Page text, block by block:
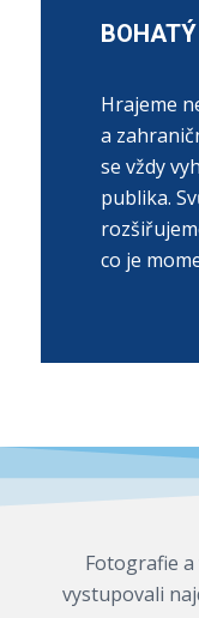
Hrajeme
a
se vždy
publika.
co je
Fotografie a
vystupovali